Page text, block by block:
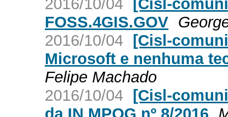
2016/10/04
[Cisl-
FOSS.4GIS.GOV
2016/10/04 [Cisl-
Microsoft e nenhuma
Felipe Machado
2016/10/04 [Cisl-